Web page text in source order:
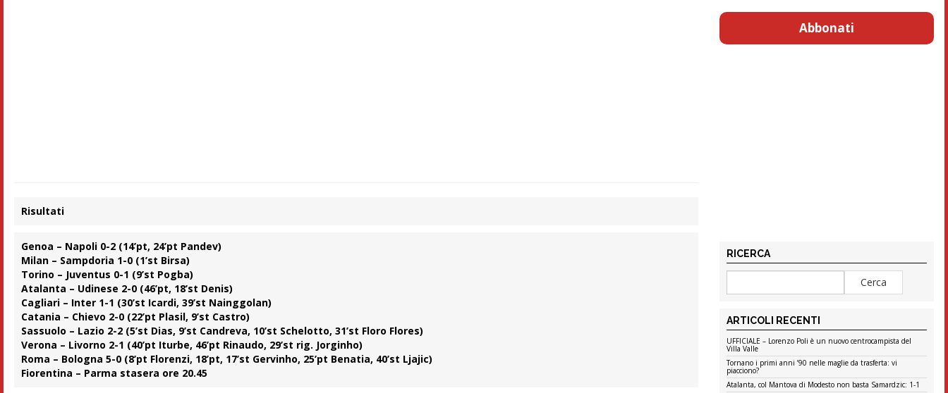
Risultati
Genoa – Napoli 0-2 (14’pt, 24’pt Pandev)
Milan – Sampdoria 1-0 (1’st Birsa)
Torino – Juventus 0-1 (9’st Pogba)
Atalanta – Udinese 2-0 (46’pt, 18’st Denis)
Cagliari – Inter 1-1 (30’st Icardi, 39’st Nainggolan)
Catania – Chievo 2-0 (22’pt Plasil, 9’st Castro)
Sassuolo – Lazio 2-2 (5’st Dias, 9’st Candreva, 10’st Schelotto, 31’st Floro Flores)
Verona – Livorno 2-1 (40’pt Iturbe, 46’pt Rinaudo, 29’st rig. Jorginho)
Roma – Bologna 5-0 (8’pt Florenzi, 18’pt, 17’st Gervinho, 25’pt Benatia, 40’st Ljajic)
Fiorentina – Parma stasera ore 20.45
Abbonati
RICERCA
ARTICOLI RECENTI
UFFICIALE – Lorenzo Poli è un nuovo centrocampista del
Villa Valle
Tornano i primi anni ’90 nelle maglie da trasferta: vi
piacciono?
Atalanta, col Mantova di Modesto non basta Samardzic: 1-1